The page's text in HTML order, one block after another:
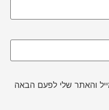
והאתר שלי לפעם הבאה